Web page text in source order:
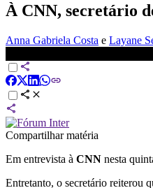
À CNN, secretário
Anna Gabriela Costa e Layane
Compartilhar matéria
Em entrevista à CNN nesta
Entretanto, o secretário reiterou